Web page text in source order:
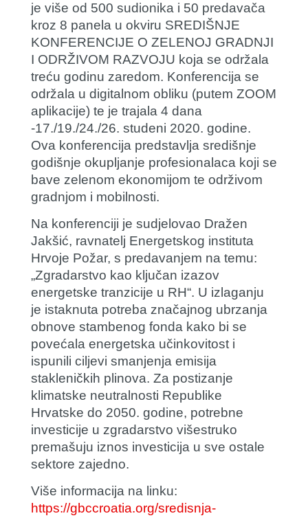
je više od 500 sudionika i 50 predavača
kroz 8 panela u okviru SREDIŠNJE
KONFERENCIJE O ZELENOJ GRADNJI
I ODRŽIVOM RAZVOJU koja se održala
treću godinu zaredom. Konferencija se
održala u digitalnom obliku (putem ZOOM
aplikacije) te je trajala 4 dana
-17./19./24./26. studeni 2020. godine.
Ova konferencija predstavlja središnje
godišnje okupljanje profesionalaca koji se
bave zelenom ekonomijom te održivom
gradnjom i mobilnosti.
Na konferenciji je sudjelovao Dražen
Jakšić, ravnatelj Energetskog instituta
Hrvoje Požar, s predavanjem na temu:
„Zgradarstvo kao ključan izazov
energetske tranzicije u RH“. U izlaganju
je istaknuta potreba značajnog ubrzanja
obnove stambenog fonda kako bi se
povećala energetska učinkovitost i
ispunili ciljevi smanjenja emisija
stakleničkih plinova. Za postizanje
klimatske neutralnosti Republike
Hrvatske do 2050. godine, potrebne
investicije u zgradarstvo višestruko
premašuju iznos investicija u sve ostale
sektore zajedno.
Više informacija na linku:
https://gbccroatia.org/sredisnja-